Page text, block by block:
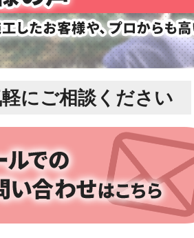
にご相談ください